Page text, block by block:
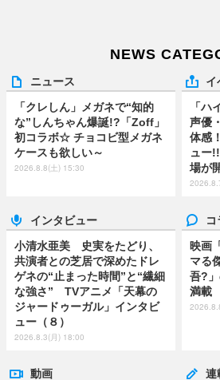
NEWS
ニュース
「クレしん」メガネで“知的
な”しんちゃん爆誕!?「Zoff」
初コラボ☆ チョコビ型メガネ
ケースも欲しい～
2026.8.8(土) 15:30
イ
「ハ
声優
体感
ュー
場が
インタビュー
小清水亜美 史実をたどり、
共演者との芝居で深めたドレ
ゲネの“止まった時間”と“繊細
な強さ” TVアニメ「天幕の
ジャードゥーガル」インタビ
ュー（８）
2026.8.3(月) 18:00
コ
映画
マる
吾?
満載
動画 連